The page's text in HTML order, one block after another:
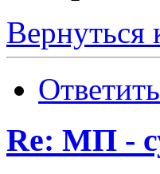
Вернуться
Re: МП -